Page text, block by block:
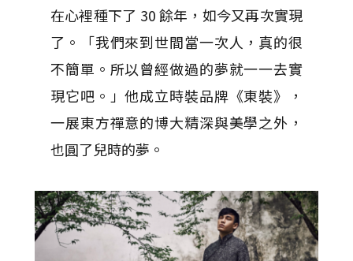
在心裡種下了 30 餘年，如今又再次實現
了。「我們來到世間當一次人，真的很
不簡單。所以曾經做過的夢就一一去實
現它吧。」他成立時裝品牌《東裝》，
一展東方禪意的博大精深與美學之外，
也圓了兒時的夢。